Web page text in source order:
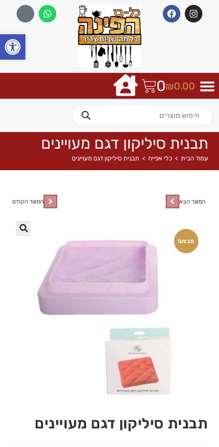
₪0.00
0
תבנית סיליקון דגם מעויינים
עמוד הבית > כלי אפייה > תבנית סיליקון דגם מעויינים
מבצע!
המוצר הקודם המוצר הבא
תבנית סיליקון דגם מעויינים